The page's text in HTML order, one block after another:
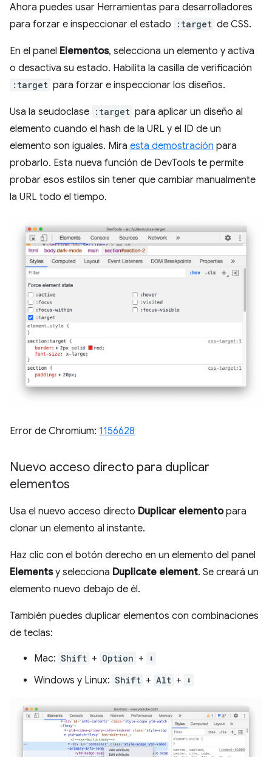
Ahora puedes usar Herramientas para desarrolladores
para forzar e inspeccionar el estado
:target de CSS.
En el panel Elementos, selecciona un elemento y activa
o desactiva su estado. Habilita la casilla de verificación
:target para forzar e inspeccionar los diseños.
Usa la seudoclase :target para aplicar un diseño al
elemento cuando el hash de la URL y el ID de un
elemento son iguales. Mira esta demostración para
probarlo. Esta nueva función de DevTools te permite
probar esos estilos sin tener que cambiar manualmente
la URL todo el tiempo.
Error de Chromium: 1156628
Nuevo acceso directo para duplicar
elementos
Usa el nuevo acceso directo Duplicar elementopara
clonar un elemento al instante.
Haz clic con el botón derecho en un elemento del panel
Elementsy selecciona Duplicate element. Se creará un
elemento nuevo debajo de él.
También puedes duplicar elementos con combinaciones
de teclas:
Mac: Shift + Option + ⬇️
Windows y Linux: Shift + Alt + ⬇️